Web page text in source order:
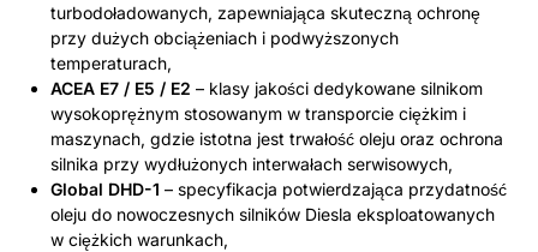
turbodoładowanych, zapewniająca skuteczną ochronę
przy dużych obciążeniach i podwyższonych
temperaturach,
ACEA E7 / E5 / E2 – klasy jakości dedykowane silnikom
wysokoprężnym stosowanym w transporcie ciężkim i
maszynach, gdzie istotna jest trwałość oleju oraz ochrona
silnika przy wydłużonych interwałach serwisowych,
Global DHD-1 – specyfikacja potwierdzająca przydatność
oleju do nowoczesnych silników Diesla eksploatowanych
w ciężkich warunkach,